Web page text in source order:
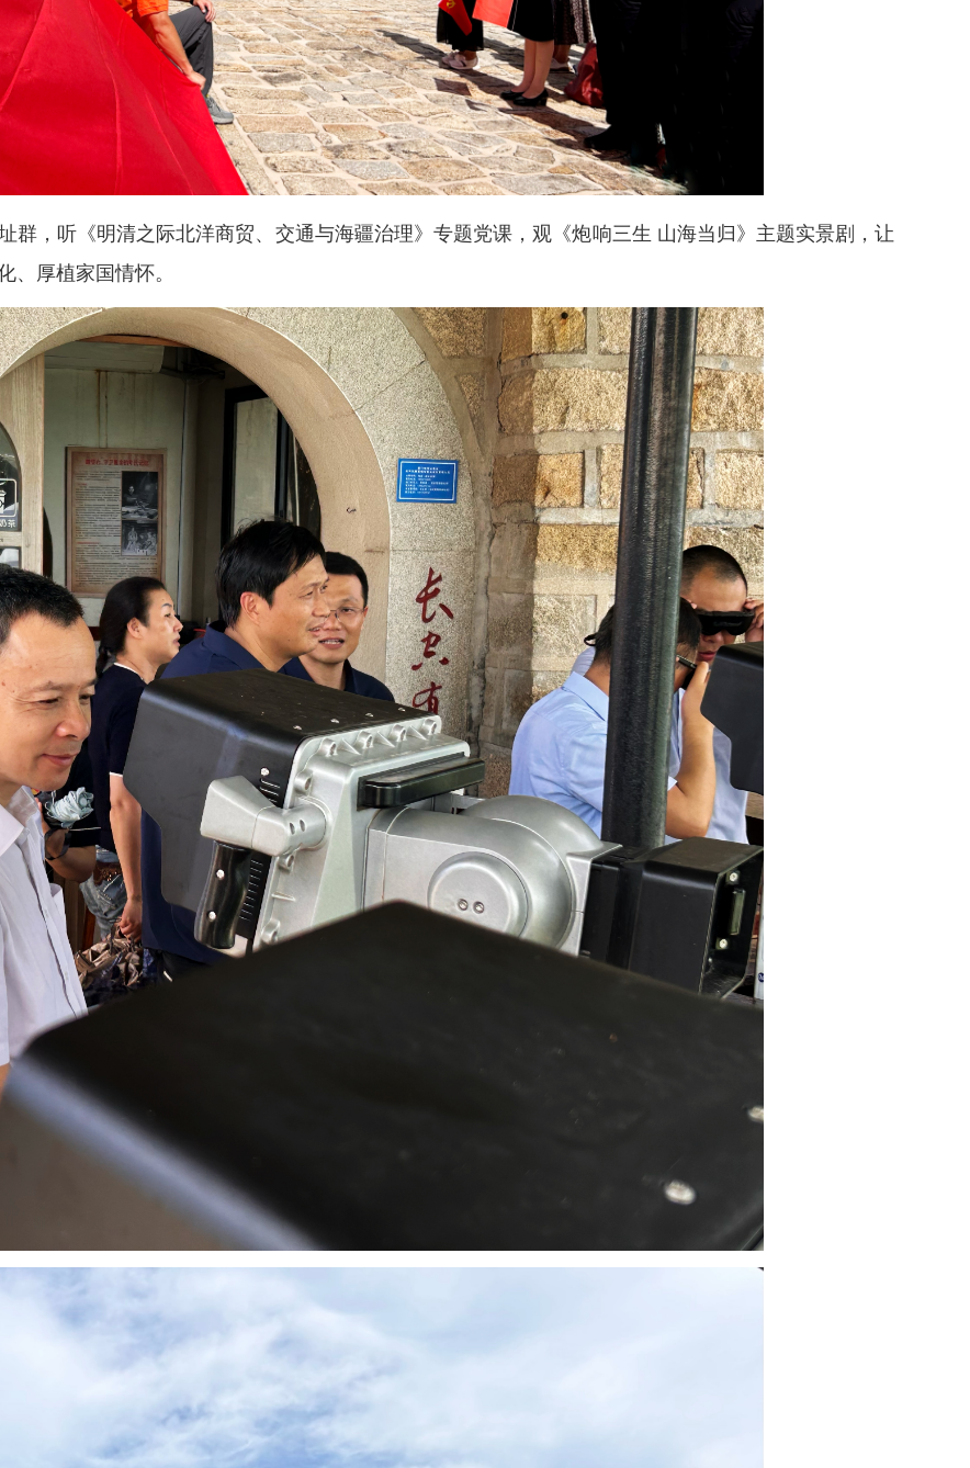
群，听《明清之际北洋商贸、交通与海疆治理》专题党课，观《炮响三生 山海当归》主题实景剧，让
厚植家国情怀。